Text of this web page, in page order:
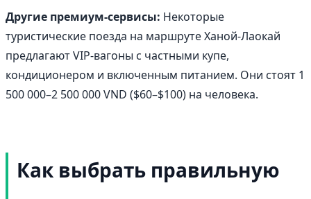
Другие премиум-сервисы: Некоторые
туристические поезда на маршруте Ханой-Лаокай
предлагают VIP-вагоны с частными купе,
кондиционером и включенным питанием. Они стоят 1
500 000–2 500 000 VND ($60–$100) на человека.
Как выбрать правильную